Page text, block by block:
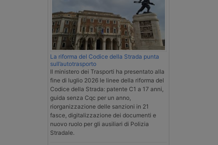
La riforma del Codice della Strada punta
sull’autotrasporto
Il ministero dei Trasporti ha presentato alla
fine di luglio 2026 le linee della riforma del
Codice della Strada: patente C1 a 17 anni,
guida senza Cqc per un anno,
riorganizzazione delle sanzioni in 21
fasce, digitalizzazione dei documenti e
nuovo ruolo per gli ausiliari di Polizia
Stradale.